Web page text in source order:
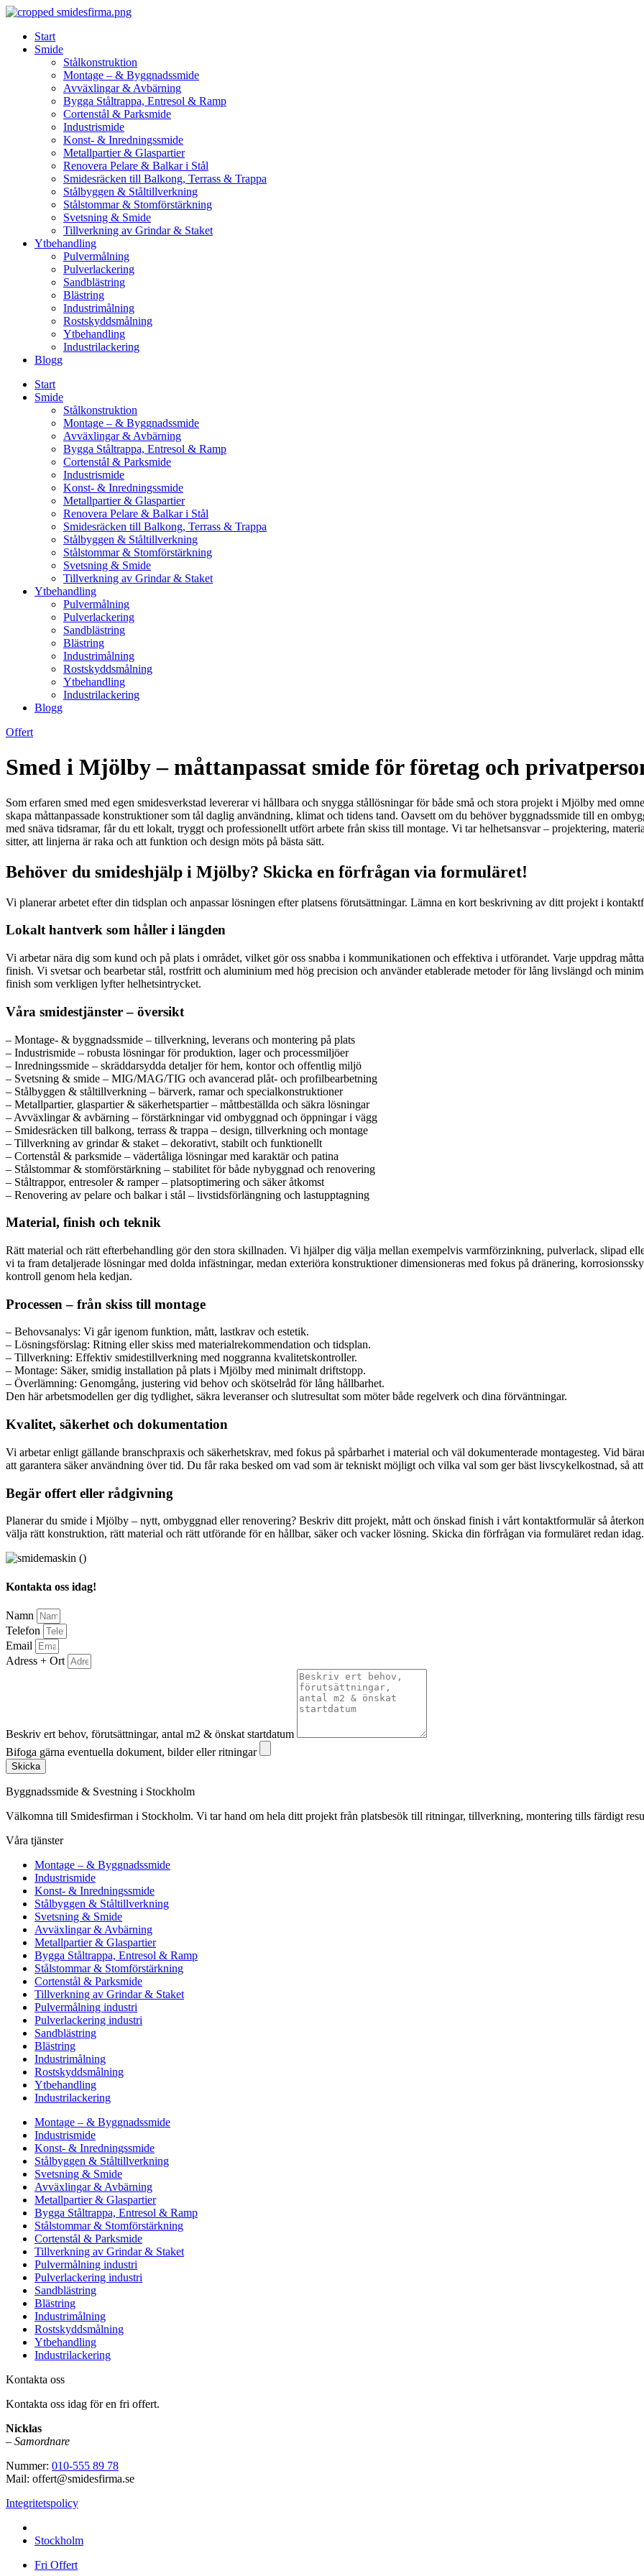
Skip
contentStart
Smide
Stålkonstruktion
Montage – & Byggnadssmide
Avväxlingar & Avbärning
Bygga Ståltrappa, Entresol & Ramp
Cortenstål & Parksmide
Industrismide
Konst- & Inredningssmide
Metallpartier & Glaspartier
Renovera Pelare & Balkar i Stål
Smidesräcken till Balkong, Terrass & Trappa
Stålbyggen & Ståltillverkning
Stålstommar & Stomförstärkning
Svetsning & Smide
Tillverkning av Grindar & Staket
Ytbehandling
Pulvermålning
Pulverlackering
Sandblästring
Blästring
Industrimålning
Rostskyddsmålning
Ytbehandling
Industrilackering
Blogg
Start
Smide
Stålkonstruktion
Montage – & Byggnadssmide
Avväxlingar & Avbärning
Bygga Ståltrappa, Entresol & Ramp
Cortenstål & Parksmide
Industrismide
Konst- & Inredningssmide
Metallpartier & Glaspartier
Renovera Pelare & Balkar i Stål
Smidesräcken till Balkong, Terrass & Trappa
Stålbyggen & Ståltillverkning
Stålstommar & Stomförstärkning
Svetsning & Smide
Tillverkning av Grindar & Staket
Ytbehandling
Pulvermålning
Pulverlackering
Sandblästring
Blästring
Industrimålning
Rostskyddsmålning
Ytbehandling
Industrilackering
Blogg
Offert
Smed i Mjölby – måttanpassat smide för företag och
Som erfaren smed med egen smidesverkstad levererar vi hållbara och snygga stållösningar för både små och stora projekt i Mjölby med
skapa måttanpassade konstruktioner som tål daglig användning, klimat och tidens tand. Oavsett om du behöver byggnadssmide till en
med snäva tidsramar, får du ett lokalt, tryggt och professionellt utfört arbete från skiss till montage. Vi tar helhetsansvar – projektering,
sitter, att linjerna är raka och att funktion och design möts på bästa sätt.
Behöver du smideshjälp i Mjölby? Skicka en förfrågan via formuläret!
Vi planerar arbetet efter din tidsplan och anpassar lösningen efter platsens förutsättningar. Lämna en kort beskrivning av ditt projekt i
Lokalt hantverk som håller i längden
Vi arbetar nära dig som kund och på plats i området, vilket gör oss snabba i kommunikationen och effektiva i utförandet. Varje uppdrag
finish. Vi svetsar och bearbetar stål, rostfritt och aluminium med hög precision och använder etablerade metoder för lång livslängd och
finish som verkligen lyfter helhetsintrycket.
Våra smidestjänster – översikt
– Montage- & byggnadssmide – tillverkning, leverans och montering på plats
– Industrismide – robusta lösningar för produktion, lager och processmiljöer
– Inredningssmide – skräddarsydda detaljer för hem, kontor och offentlig miljö
– Svetsning & smide – MIG/MAG/TIG och avancerad plåt- och profilbearbetning
– Stålbyggen & ståltillverkning – bärverk, ramar och specialkonstruktioner
– Metallpartier, glaspartier & säkerhetspartier – måttbeställda och säkra lösningar
– Avväxlingar & avbärning – förstärkningar vid ombyggnad och öppningar i vägg
– Smidesräcken till balkong, terrass & trappa – design, tillverkning och montage
– Tillverkning av grindar & staket – dekorativt, stabilt och funktionellt
– Cortenstål & parksmide – vädertåliga lösningar med karaktär och patina
– Stålstommar & stomförstärkning – stabilitet för både nybyggnad och renovering
– Ståltrappor, entresoler & ramper – platsoptimering och säker åtkomst
– Renovering av pelare och balkar i stål – livstidsförlängning och lastupptagning
Material, finish och teknik
Rätt material och rätt efterbehandling gör den stora skillnaden. Vi hjälper dig välja mellan exempelvis varmförzinkning, pulverlack, slipad
vi ta fram detaljerade lösningar med dolda infästningar, medan exteriöra konstruktioner dimensioneras med fokus på dränering,
kontroll genom hela kedjan.
Processen – från skiss till montage
– Behovsanalys: Vi går igenom funktion, mått, lastkrav och estetik.
– Lösningsförslag: Ritning eller skiss med materialrekommendation och tidsplan.
– Tillverkning: Effektiv smidestillverkning med noggranna kvalitetskontroller.
– Montage: Säker, smidig installation på plats i Mjölby med minimalt driftstopp.
– Överlämning: Genomgång, justering vid behov och skötselråd för lång hållbarhet.
Den här arbetsmodellen ger dig tydlighet, säkra leveranser och slutresultat som möter både regelverk och dina förväntningar.
Kvalitet, säkerhet och dokumentation
Vi arbetar enligt gällande branschpraxis och säkerhetskrav, med fokus på spårbarhet i material och väl dokumenterade montagesteg. Vid
att garantera säker användning över tid. Du får raka besked om vad som är tekniskt möjligt och vilka val som ger bäst livscykelkostnad, så
Begär offert eller rådgivning
Planerar du smide i Mjölby – nytt, ombyggnad eller renovering? Beskriv ditt projekt, mått och önskad finish i vårt kontaktformulär så
välja rätt konstruktion, rätt material och rätt utförande för en hållbar, säker och vacker lösning. Skicka din förfrågan via formuläret redan idag.
Kontakta oss idag!
Namn
Telefon
Email
Adress + Ort
Beskriv ert behov, förutsättningar, antal m2 & önskat startdatum
Bifoga gärna eventuella dokument, bilder eller ritningar
Skicka
Byggnadssmide & Svestning i Stockholm
Välkomna till Smidesfirman i Stockholm. Vi tar hand om hela ditt projekt från platsbesök till ritningar, tillverkning, montering tills färdigt
Våra tjänster
Montage – & Byggnadssmide
Industrismide
Konst- & Inredningssmide
Stålbyggen & Ståltillverkning
Svetsning & Smide
Avväxlingar & Avbärning
Metallpartier & Glaspartier
Bygga Ståltrappa, Entresol & Ramp
Stålstommar & Stomförstärkning
Cortenstål & Parksmide
Tillverkning av Grindar & Staket
Pulvermålning industri
Pulverlackering industri
Sandblästring
Blästring
Industrimålning
Rostskyddsmålning
Ytbehandling
Industrilackering
Montage – & Byggnadssmide
Industrismide
Konst- & Inredningssmide
Stålbyggen & Ståltillverkning
Svetsning & Smide
Avväxlingar & Avbärning
Metallpartier & Glaspartier
Bygga Ståltrappa, Entresol & Ramp
Stålstommar & Stomförstärkning
Cortenstål & Parksmide
Tillverkning av Grindar & Staket
Pulvermålning industri
Pulverlackering industri
Sandblästring
Blästring
Industrimålning
Rostskyddsmålning
Ytbehandling
Industrilackering
Kontakta oss
Kontakta oss idag för en fri offert.
Nicklas
– Samordnare
Nummer: 010-555 89 78
Mail: offert@smidesfirma.se
Integritetspolicy
Stockholm
Fri Offert